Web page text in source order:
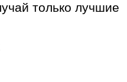
только лучшие